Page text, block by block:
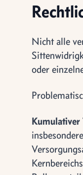
Nicht alle
oder
Kumulativer